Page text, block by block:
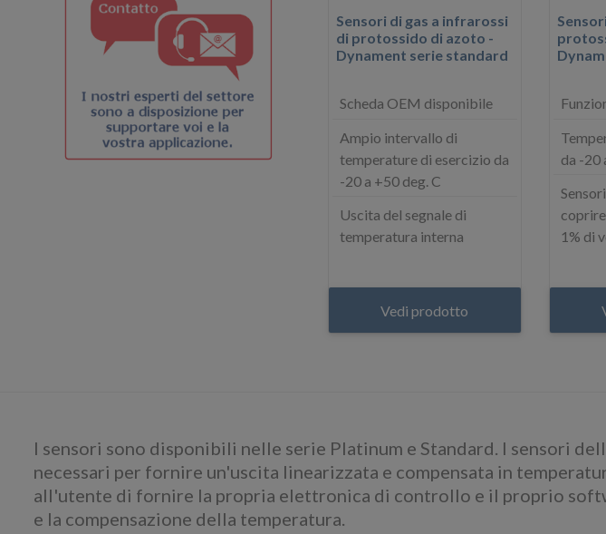
Sensori di gas a infrarossi
di protossido di azoto -
Dynament serie standard
Scheda OEM disponibile
Ampio intervallo di
temperature di esercizio da
-20 a +50 deg. C
Uscita del segnale di
temperatura interna
Vedi prodotto
da -20
1% di
I sensori sono disponibili nelle serie Platinum e Standard. I sensori
necessari per fornire un'uscita linearizzata e compensata in
all'utente di fornire la propria elettronica di controllo e il proprio
e la compensazione della temperatura.